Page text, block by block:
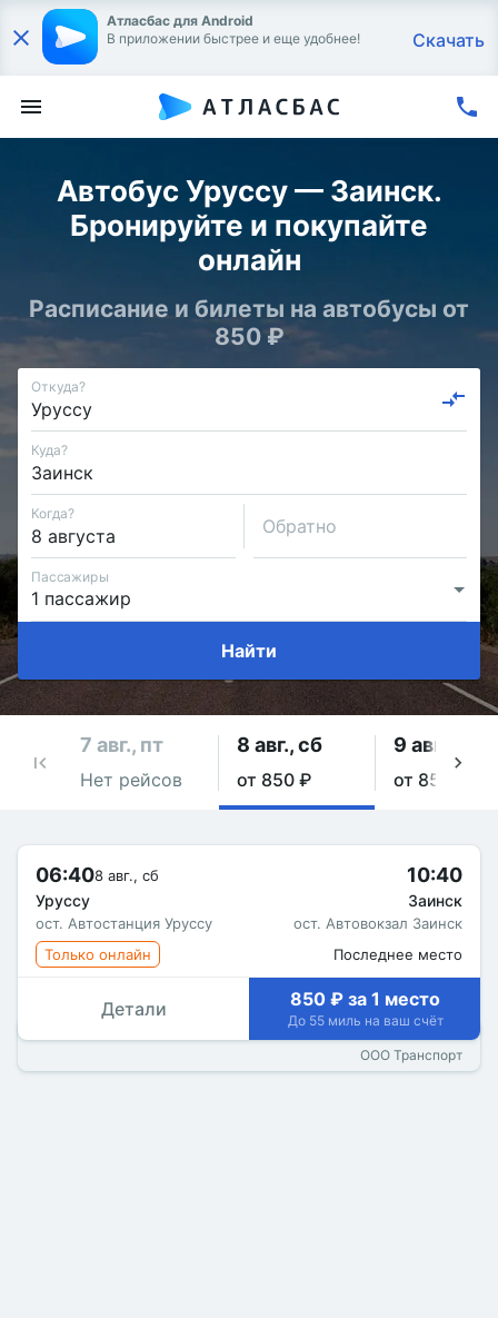
Атласбас для Android
В приложении быстрее и еще удобнее!
Скачать
Автобус Уруссу — Заинск.
Бронируйте и покупайте
онлайн
Расписание и билеты на автобусы от
850 ₽
Откуда?
Куда?
Когда?
Обратно
Пассажиры
Найти
7 авг., пт
Нет рейсов
8 авг., сб
от 850 ₽
9 авг., вс
от 850 ₽
06:408 авг., сб
Уруссу
ост. Автостанция Уруссу
10:40
Заинск
ост. Автовокзал Заинск
Только онлайн
Последнее место
Детали 850 ₽ за 1 место
До 55 миль на ваш счёт
ООО Транспорт